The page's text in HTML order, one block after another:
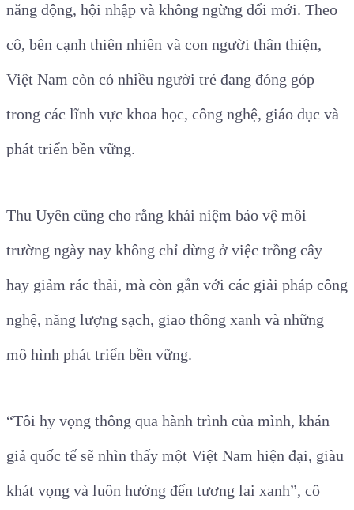
năng động, hội nhập và không ngừng đổi mới. Theo
cô, bên cạnh thiên nhiên và con người thân thiện,
Việt Nam còn có nhiều người trẻ đang đóng góp
trong các lĩnh vực khoa học, công nghệ, giáo dục và
phát triển bền vững.
Thu Uyên cũng cho rằng khái niệm bảo vệ môi
trường ngày nay không chỉ dừng ở việc trồng cây
hay giảm rác thải, mà còn gắn với các giải pháp công
nghệ, năng lượng sạch, giao thông xanh và những
mô hình phát triển bền vững.
“Tôi hy vọng thông qua hành trình của mình, khán
giả quốc tế sẽ nhìn thấy một Việt Nam hiện đại, giàu
khát vọng và luôn hướng đến tương lai xanh”, cô